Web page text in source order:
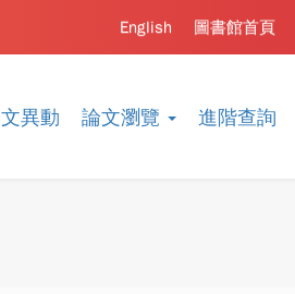
異動 論文瀏覽 進階查詢
圖書館首頁
English